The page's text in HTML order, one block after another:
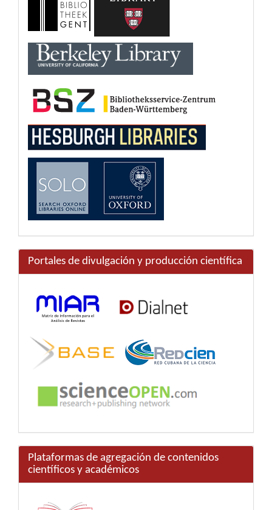
Portales de divulgación y producción científica
Plataformas de agregación de contenidos
científicos y académicos